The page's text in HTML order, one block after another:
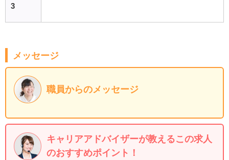
3
メッセージ
職員からのメッセージ
キャリアアドバイザーが教えるこの求人
のおすすめポイント！